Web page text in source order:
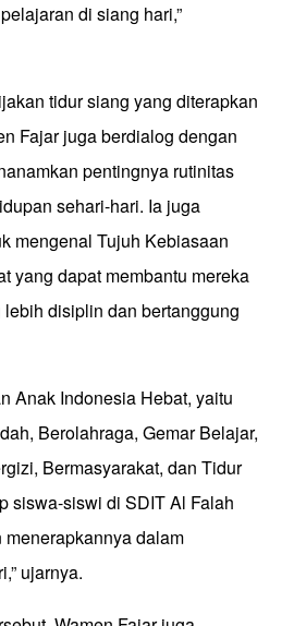
di siang hari,”
tidur siang yang diterapkan
Fajar juga berdialog dengan
pentingnya rutinitas
sehari-hari. Ia juga
mengenal Tujuh Kebiasaan
yang dapat membantu mereka
disiplin dan bertanggung
Anak Indonesia Hebat, yaitu
Berolahraga, Gemar Belajar,
Bermasyarakat, dan Tidur
siswa-siswi di SDIT Al Falah
dalam
ujarnya.